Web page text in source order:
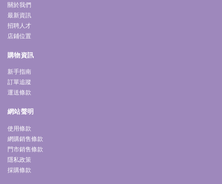
關於我們
最新資訊
招聘人才
店鋪位置
購物資訊
新手指南
訂單追蹤
運送條款
網站聲明
使用條款
網購銷售條款
門市銷售條款
隱私政策
採購條款